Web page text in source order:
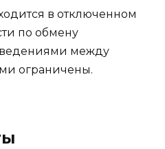
в отключенном
по обмену
между
ограничены.